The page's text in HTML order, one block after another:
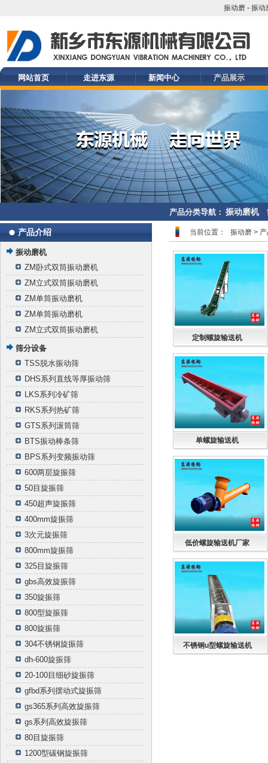
振动磨- 振动
网站首页 走进东源 新闻中心 产品展示
产品分类导航： 振动磨机
产品介绍
振动磨机
ZM卧式双筒振动磨机
ZM立式双筒振动磨机
ZM单筒振动磨机
ZM单筒振动磨机
ZM立式双筒振动磨机
筛分设备
TSS脱水振动筛
DHS系列直线等厚振动筛
LKS系列冷矿筛
RKS系列热矿筛
GTS系列滚筒筛
BTS振动棒条筛
BPS系列变频振动筛
600两层旋振筛
50目旋振筛
450超声旋振筛
400mm旋振筛
3次元旋振筛
800mm旋振筛
325目旋振筛
gbs高效旋振筛
350旋振筛
800型旋振筛
800旋振筛
304不锈钢旋振筛
dh-600旋振筛
20-100目细砂旋振筛
gfbd系列摆动式旋振筛
gs365系列高效旋振筛
gs系列高效旋振筛
80目旋振筛
1200型碳钢旋振筛
当前位置： 振动磨 >
定制螺旋输送机
单螺旋输送机
低价螺旋输送机厂家
不锈钢u型螺旋输送机